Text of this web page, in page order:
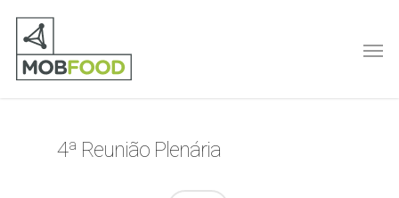
4ª Reunião Plenária